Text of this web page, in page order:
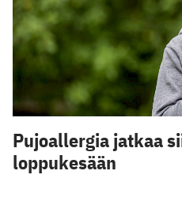
Pujoallergia jatkaa
loppukesään